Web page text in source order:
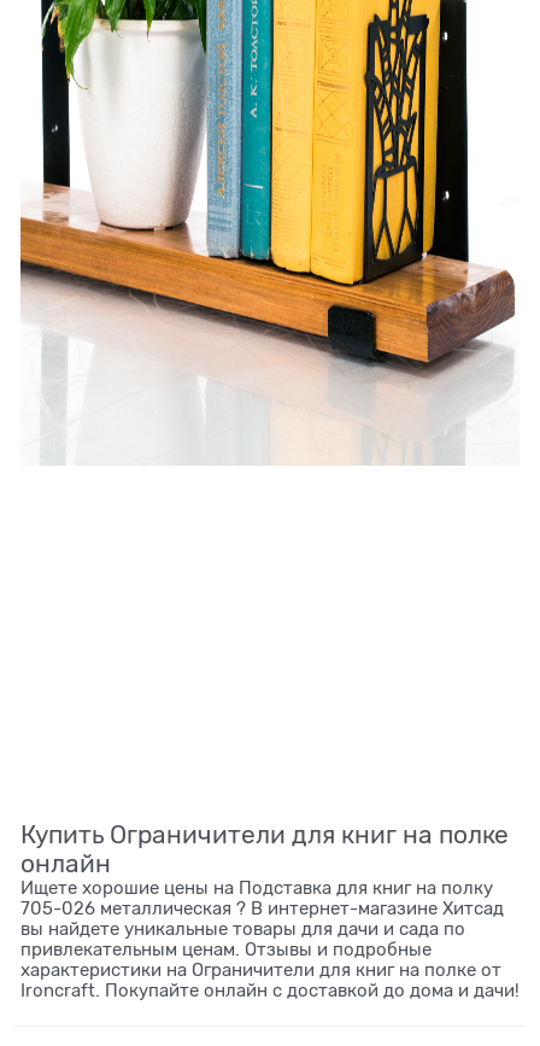
Купить Ограничители для книг на полке
онлайн
Ищете хорошие цены на Подставка для книг на полку
705-026 металлическая ? В интернет-магазине Хитсад
вы найдете уникальные товары для дачи и сада по
привлекательным ценам. Отзывы и подробные
характеристики на Ограничители для книг на полке от
Ironcraft. Покупайте онлайн с доставкой до дома и дачи!